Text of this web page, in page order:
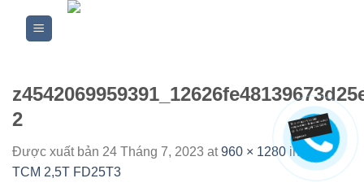
2
Được xuất bản 24 Tháng 7, 2023 at960 × 1280in
XE
TCM 2,5T FD25T3